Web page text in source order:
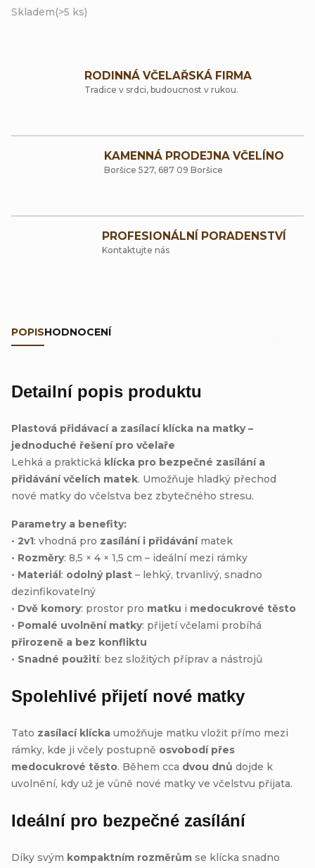
Skladem(>5 ks)
RODINNÁ VČELAŘSKÁ FIRMA
Tradice v srdci, budoucnost v rukou.
KAMENNÁ PRODEJNA VČELÍNO
Boršice 527, 687 09 Boršice
PROFESIONÁLNÍ PORADENSTVÍ
Kontaktujte nás
POPISHODNOCENÍ
Detailní popis produktu
Plastová přidávací a zasílací klícka na matky –
jednoduché řešení pro včelaře
Lehká a praktická klícka pro bezpečné zasílání a
přidávání včelích matek. Umožňuje hladký přechod
nové matky do včelstva bez zbytečného stresu.
Parametry a benefity:
• 2v1: vhodná pro zasílání i přidávánímatek
• Rozměry: 8,5 × 4 × 1,5 cm – ideální mezi rámky
• Materiál: odolný plast – lehký, trvanlivý, snadno
dezinfikovatelný
• Dvě komory: prostor pro matku i medocukrové těsto
• Pomalé uvolnění matky: přijetí včelami probíhá
přirozeně a bez konfliktu
• Snadné použití: bez složitých příprav a nástrojů
Spolehlivé přijetí nové matky
Tato zasílací klícka umožňuje matku vložit přímo mezi
rámky, kde ji včely postupně osvobodí přes
medocukrové těsto. Během cca dvou dnů dojde k
uvolnění, kdy už je vůně nové matky ve včelstvu přijata.
Ideální pro bezpečné zasílání
Díky svým kompaktním rozměrům se klícka snadno